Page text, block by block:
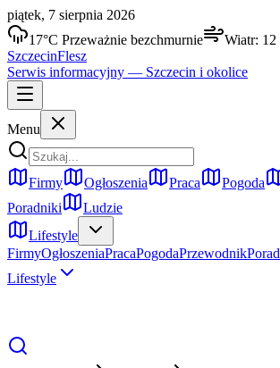
piątek, 7 sierpnia 2026
17°C Przeważnie bezchmurnie Wiatr: 12
SzczecinFlesz
Serwis informacyjny — Szczecin i okolice
Menu
Firmy Ogłoszenia Praca Pogoda
Poradniki
Ludzie
Lifestyle
FirmyOgłoszeniaPracaPogodaPrzewodnik
Lifestyle